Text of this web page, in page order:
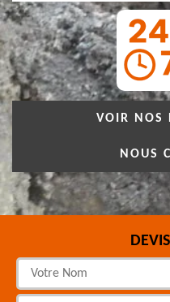
VOIR NOS
NOUS